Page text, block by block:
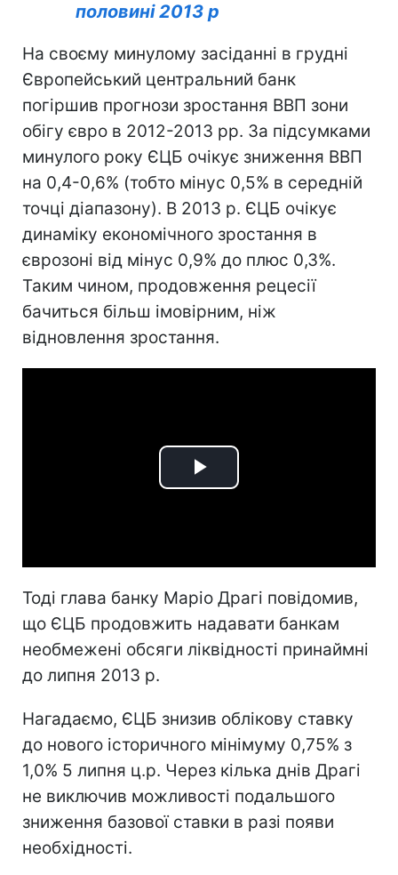
половині 2013 р
На своєму минулому засіданні в грудні
Європейський центральний банк
погіршив прогнози зростання ВВП зони
обігу євро в 2012-2013 рр. За підсумками
минулого року ЄЦБ очікує зниження ВВП
на 0,4-0,6% (тобто мінус 0,5% в середній
точці діапазону). В 2013 р. ЄЦБ очікує
динаміку економічного зростання в
єврозоні від мінус 0,9% до плюс 0,3%.
Таким чином, продовження рецесії
бачиться більш імовірним, ніж
відновлення зростання.
Play
Тоді глава банку Маріо Драгі повідомив,
що ЄЦБ продовжить надавати банкам
необмежені обсяги ліквідності принаймні
до липня 2013 р.
Нагадаємо, ЄЦБ знизив облікову ставку
до нового історичного мінімуму 0,75% з
1,0% 5 липня ц.р. Через кілька днів Драгі
не виключив можливості подальшого
зниження базової ставки в разі появи
необхідності.